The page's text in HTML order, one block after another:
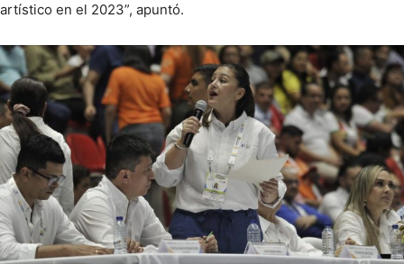
artístico en el 2023”, apuntó.